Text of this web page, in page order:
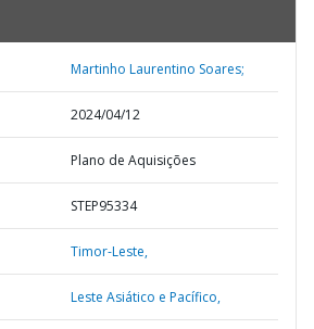
Martinho Laurentino Soares;
2024/04/12
Plano de Aquisições
STEP95334
Timor-Leste,
Leste Asiático e Pacífico,